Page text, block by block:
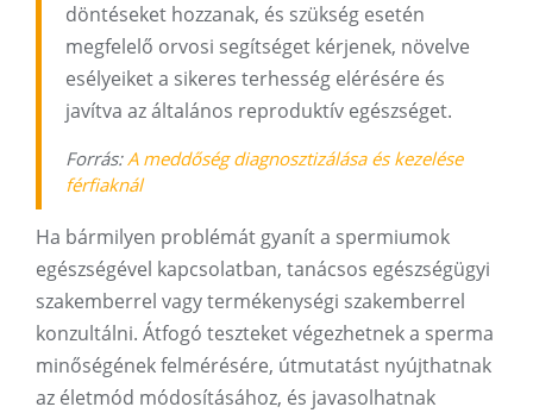
döntéseket hozzanak, és szükség esetén
megfelelő orvosi segítséget kérjenek, növelve
esélyeiket a sikeres terhesség elérésére és
javítva az általános reproduktív egészséget.
Forrás:A meddőség diagnosztizálása és kezelése
férfiaknál
Ha bármilyen problémát gyanít a spermiumok
egészségével kapcsolatban, tanácsos egészségügyi
szakemberrel vagy termékenységi szakemberrel
konzultálni. Átfogó teszteket végezhetnek a sperma
minőségének felmérésére, útmutatást nyújthatnak
az életmód módosításához, és javasolhatnak